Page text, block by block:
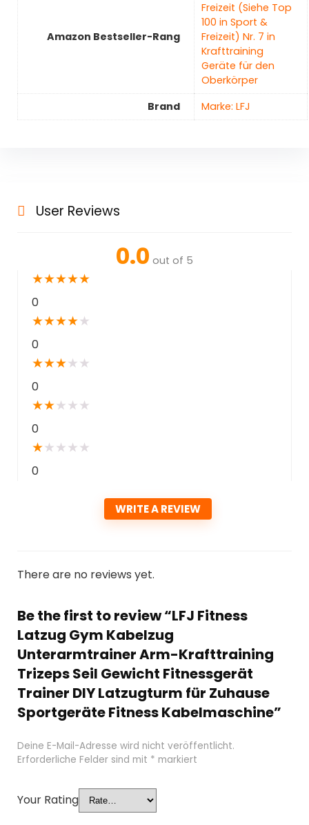
Amazon Bestseller-Rang
Freizeit (Siehe Top
100 in Sport &
Freizeit) Nr. 7 in
Krafttraining
Geräte für den
Oberkörper
Brand
Marke: LFJ
User Reviews
0.0 out of 5
★★★★★
0
★★★★★
0
★★★★ ★
0
★★★ ★ ★
0
★★ ★ ★ ★
0
WRITE A REVIEW
There are no reviews yet.
Be the first to review “LFJ Fitness
Latzug Gym Kabelzug
Unterarmtrainer Arm-Krafttraining
Trizeps Seil Gewicht Fitnessgerät
Trainer DIY Latzugturm für Zuhause
Sportgeräte Fitness Kabelmaschine”
Deine E-Mail-Adresse wird nicht veröffentlicht.
Erforderliche Felder sind mit * markiert
Your Rating